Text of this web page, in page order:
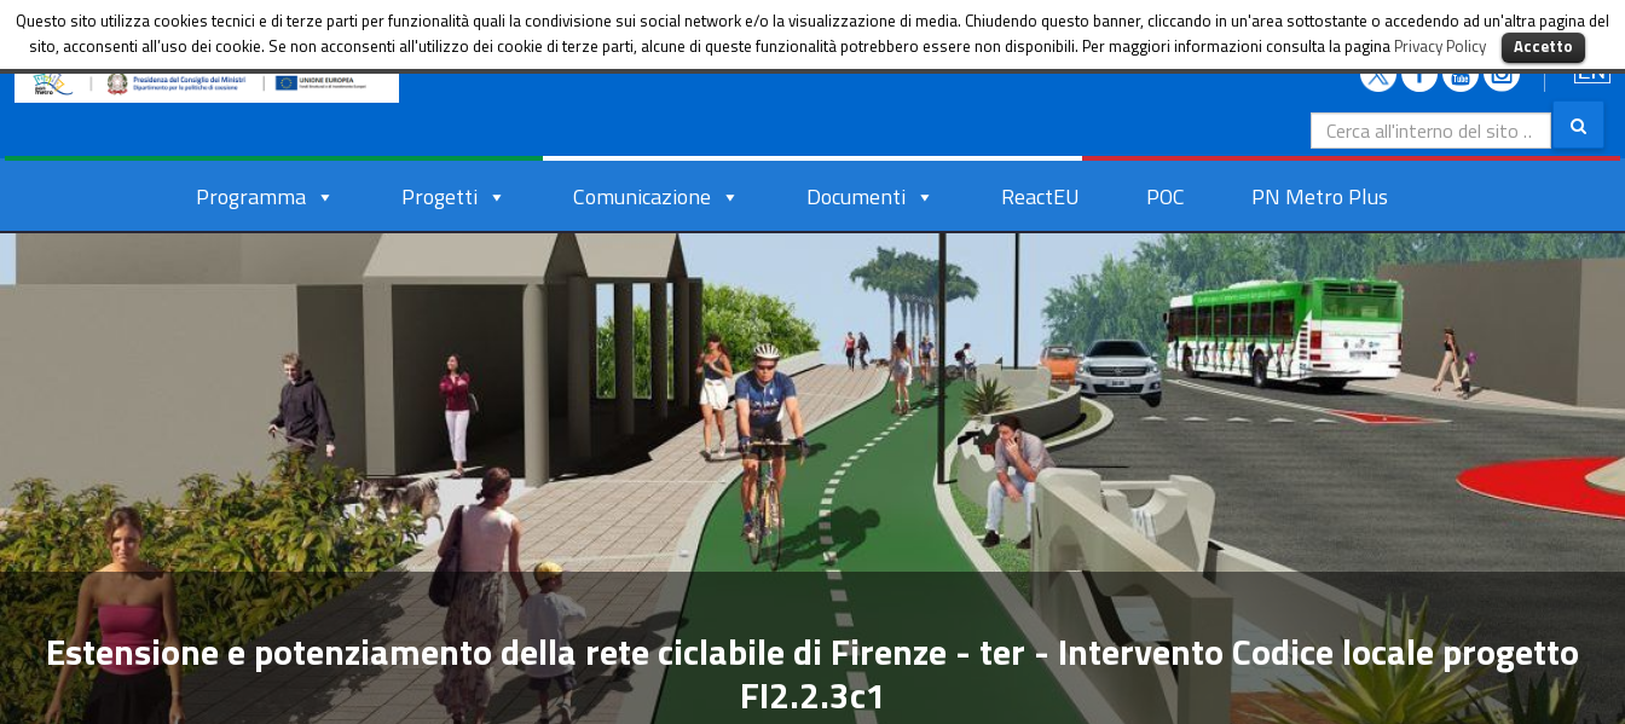
Dipartimento per le Politiche di coesione
Search
for:
Programma Progetti Comunicazione Documenti ReactEU POC PN Metro Plus
Estensione e potenziamento della rete ciclabile di Firenze - ter - Intervento Codice locale progetto
FI2.2.3c1
Questo sito utilizza cookies tecnici e di terze parti per funzionalità quali la condivisione sui social network e/o la visualizzazione di media. Chiudendo questo banner, cliccando in un'area sottostante o accedendo ad un'altra pagina del
sito, acconsenti all’uso dei cookie. Se non acconsenti all'utilizzo dei cookie di terze parti, alcune di queste funzionalità potrebbero essere non disponibili. Per maggiori informazioni consulta la pagina Privacy Policy Accetto